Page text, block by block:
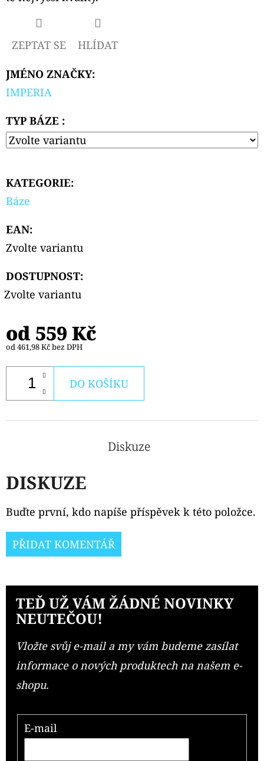
ZEPTAT SE HLÍDAT
JMÉNO ZNAČKY:
IMPERIA
TYP BÁZE :
KATEGORIE:
Báze
EAN:
Zvolte variantu
DOSTUPNOST:
Zvolte variantu
od 559 Kč
od461,98 Kčbez DPH
DO KOŠÍKU
Diskuze
DISKUZE
Buďte první, kdo napíše příspěvek k této položce.
PŘIDAT KOMENTÁŘ
TEĎ UŽ VÁM ŽÁDNÉ NOVINKY
NEUTEČOU!
Vložte svůj e-mail a my vám budeme zasílat
informace o nových produktech na našem e-
shopu.
E-mail
239
Kč